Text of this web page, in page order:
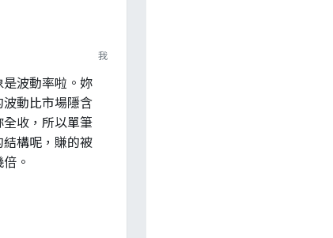
我
波動率啦。妳
動比市場隱含
收，所以單筆
構呢，賺的被
。